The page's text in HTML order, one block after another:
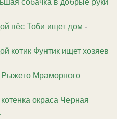
пёс Тоби ищет дом -
котик Фунтик ищет хозяев
Мраморного
окраса Черная